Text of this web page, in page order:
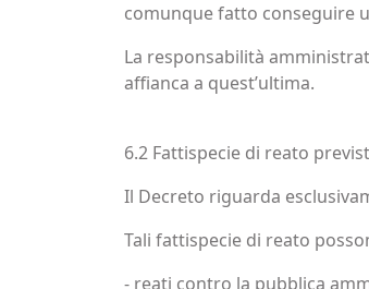
comunque fatto conseguire
La responsabilità
affianca a quest’ultima.
6.2 Fattispecie di reato
Il Decreto riguarda
Tali fattispecie di reato
- reati contro la pubblica